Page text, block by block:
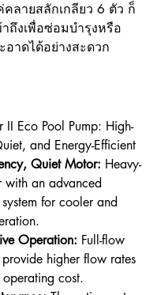
คลายสลักเกลียว 6 ตัว ก็
ถึงเพื่อซ่อมบำรุงหรือ
าดได้อย่างสะดวก
II Eco Pool Pump: High-
and Energy-Efficient
Quiet Motor: Heavy-
with an advanced
for cooler and
Operation: Full-flow
higher flow rates
cost.